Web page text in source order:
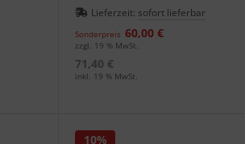
Lieferzeit: sofort lieferbar
Sonderpreis 60,00 €
zzgl. 19 % MwSt.
71,40 €
inkl. 19 % MwSt.
10%